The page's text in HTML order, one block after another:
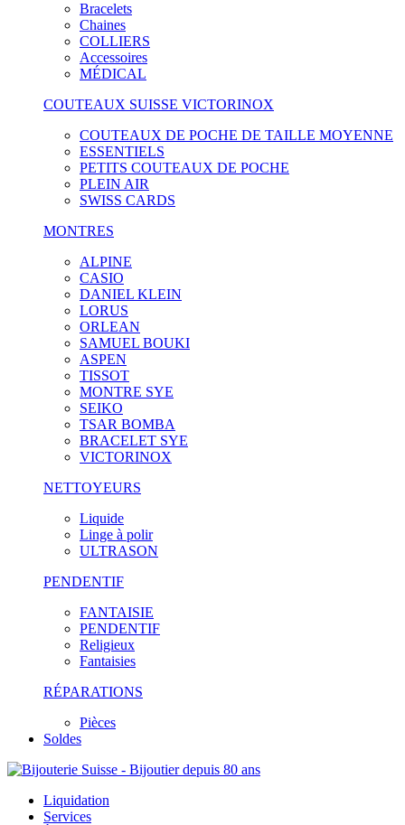
Bracelets
Chaines
COLLIERS
Accessoires
MÉDICAL
COUTEAUX SUISSE VICTORINOX
COUTEAUX DE POCHE DE TAILLE MOYENNE
ESSENTIELS
PETITS COUTEAUX DE POCHE
PLEIN AIR
SWISS CARDS
MONTRES
ALPINE
CASIO
DANIEL KLEIN
LORUS
ORLEAN
SAMUEL BOUKI
ASPEN
TISSOT
MONTRE SYE
SEIKO
TSAR BOMBA
BRACELET SYE
VICTORINOX
NETTOYEURS
Liquide
Linge à polir
ULTRASON
PENDENTIF
FANTAISIE
PENDENTIF
Religieux
Fantaisies
RÉPARATIONS
Pièces
Soldes
Liquidation
Services